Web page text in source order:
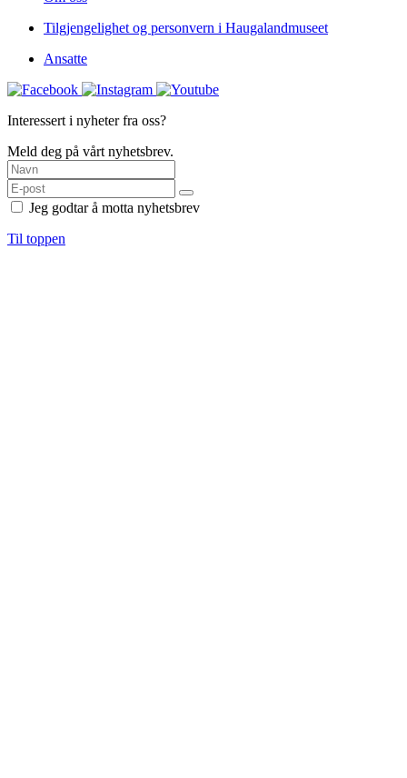
Tilgjengelighet og personvern i Haugalandmuseet
Ansatte
Interessert i nyheter fra oss?
Meld deg på vårt nyhetsbrev.
Jeg godtar å motta nyhetsbrev
Til toppen